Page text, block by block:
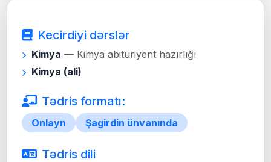
Kecirdiyi dərslər
Kimya — Kimya abituriyent hazırlığı
Kimya (ali)
Tədris formatı:
Onlayn Şagirdin ünvanında
Tədris dili